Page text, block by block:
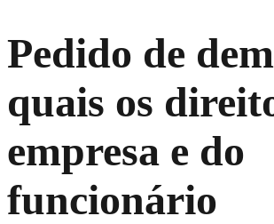
Pedido de
quais os
empresa e do
funcionário